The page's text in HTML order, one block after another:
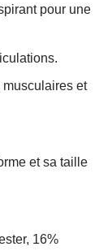
pour une
musculaires et
et sa taille
16%